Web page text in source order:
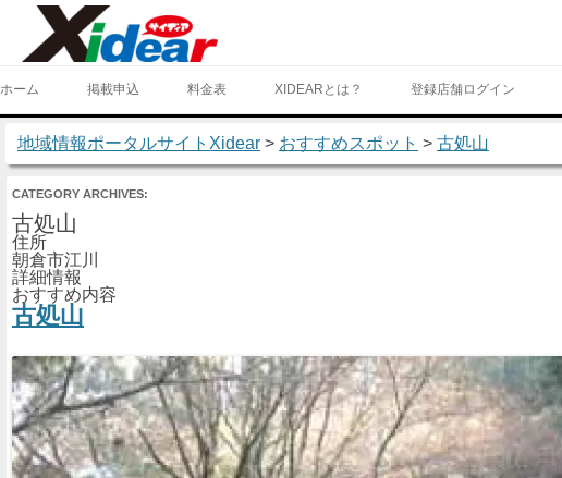
ホーム 掲載申込 料金表 XIDEARとは？ 登録店舗ログイン
地域情報ポータルサイトXidear > おすすめスポット > 古処山
CATEGORY ARCHIVES:
古処山
住所
朝倉市江川
詳細情報
おすすめ内容
古処山